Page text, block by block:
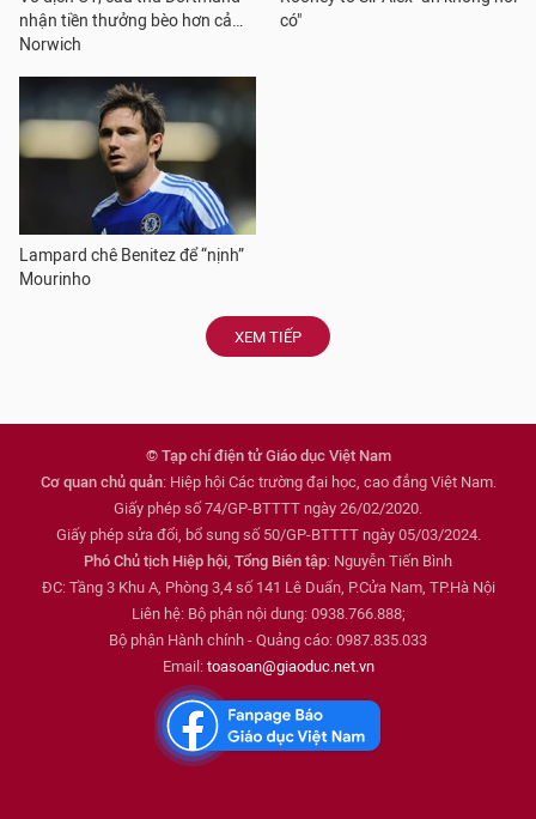
nhận tiền thưởng bèo hơn cả…
Norwich
có"
Lampard chê Benitez để “nịnh”
Mourinho
XEM TIẾP
© Tạp chí điện tử Giáo dục Việt Nam
Cơ quan chủ quản: Hiệp hội Các trường đại học, cao đẳng Việt Nam.
Giấy phép số 74/GP-BTTTT ngày 26/02/2020.
Giấy phép sửa đổi, bổ sung số 50/GP-BTTTT ngày 05/03/2024.
Phó Chủ tịch Hiệp hội, Tổng Biên tập: Nguyễn Tiến Bình
ĐC: Tầng 3 Khu A, Phòng 3,4 số 141 Lê Duẩn, P.Cửa Nam, TP.Hà Nội
Liên hệ: Bộ phận nội dung: 0938.766.888;
Bộ phận Hành chính - Quảng cáo: 0987.835.033
Email: toasoan@giaoduc.net.vn